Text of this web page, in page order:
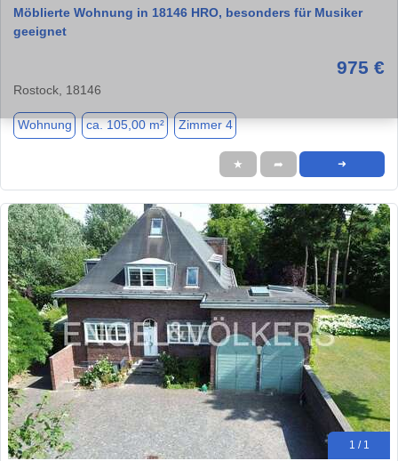
Möblierte Wohnung in 18146 HRO, besonders für Musiker
geeignet
975 €
Rostock, 18146
Wohnung ca. 105,00 m² Zimmer 4
★ ➦ ➜
1 / 1